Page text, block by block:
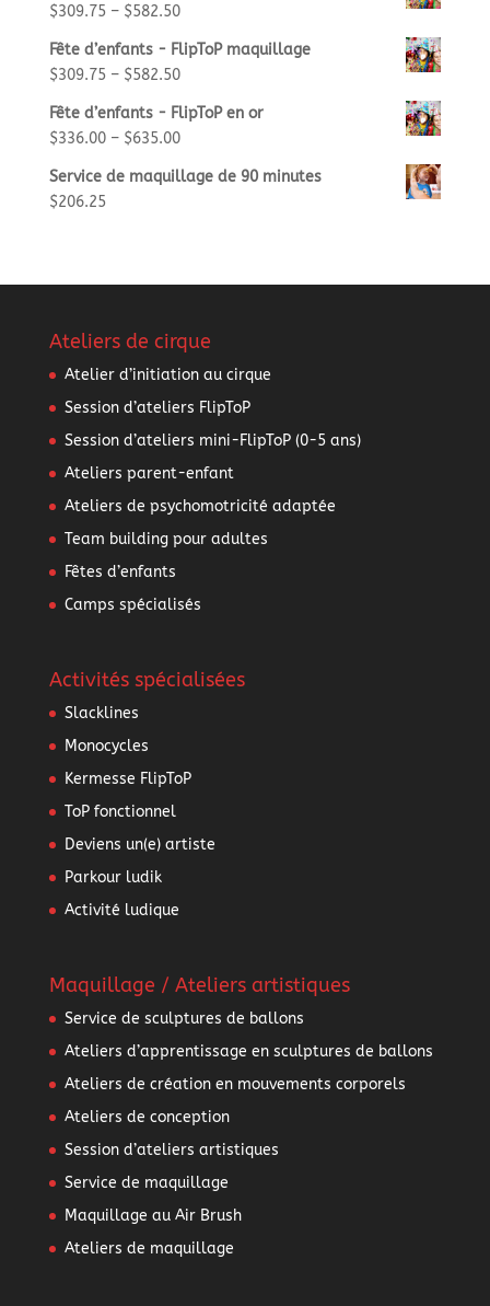
$309.75– $582.50
Fête d’enfants - FlipToP maquillage
$309.75– $582.50
Fête d’enfants - FlipToP en or
$336.00– $635.00
Service de maquillage de 90 minutes
$206.25
Ateliers de cirque
Atelier d’initiation au cirque
Session d’ateliers FlipToP
Session d’ateliers mini-FlipToP (0-5 ans)
Ateliers parent-enfant
Ateliers de psychomotricité adaptée
Team building pour adultes
Fêtes d’enfants
Camps spécialisés
Activités spécialisées
Slacklines
Monocycles
Kermesse FlipToP
ToP fonctionnel
Deviens un(e) artiste
Parkour ludik
Activité ludique
Maquillage / Ateliers artistiques
Service de sculptures de ballons
Ateliers d’apprentissage en sculptures de ballons
Ateliers de création en mouvements corporels
Ateliers de conception
Session d’ateliers artistiques
Service de maquillage
Maquillage au Air Brush
Ateliers de maquillage